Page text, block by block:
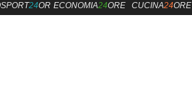
24OREECONOMIA24ORE CUCINA24ORE